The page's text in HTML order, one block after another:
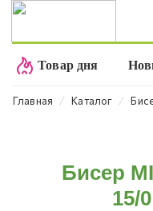
Товар дня
Главная ⁄ Каталог ⁄
Бисер
15/